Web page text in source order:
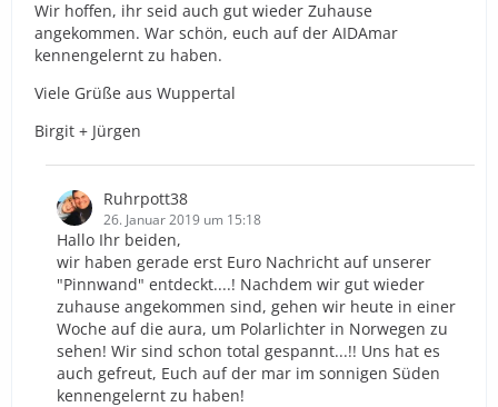
Wir hoffen, ihr seid auch gut wieder Zuhause
angekommen. War schön, euch auf der AIDAmar
kennengelernt zu haben.
Viele Grüße aus Wuppertal
Birgit + Jürgen
Ruhrpott38
26. Januar 2019 um 15:18
Hallo Ihr beiden,
wir haben gerade erst Euro Nachricht auf unserer
"Pinnwand" entdeckt....! Nachdem wir gut wieder
zuhause angekommen sind, gehen wir heute in einer
Woche auf die aura, um Polarlichter in Norwegen zu
sehen! Wir sind schon total gespannt...!! Uns hat es
auch gefreut, Euch auf der mar im sonnigen Süden
kennengelernt zu haben!